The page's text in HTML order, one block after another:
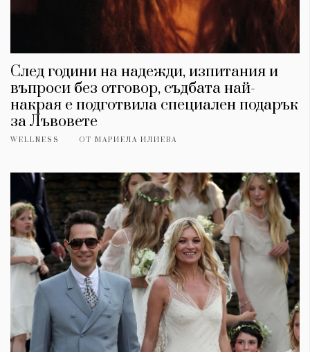
След години на надежди, изпитания и
въпроси без отговор, съдбата най-
накрая е подготвила специален подарък
за Лъвовете
WELLNESS ОТ МАРИЕЛА ИЛИЕВА